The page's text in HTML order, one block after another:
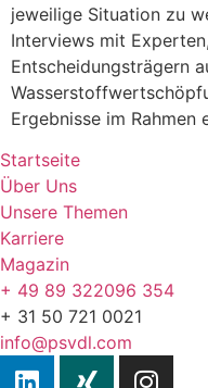
jeweilige Situation zu
Interviews mit
Entscheidungsträgern
Ergebnisse im Rahmen
Startseite
Über Uns
Unsere Themen
Karriere
Magazin
+ 49 89 322096 354
+ 31 50 721 0021
info@psvdl.com